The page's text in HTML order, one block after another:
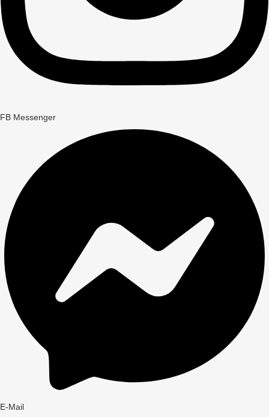
FB Messenger
E-Mail